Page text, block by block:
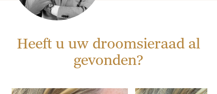
Heeft u uw droomsieraad al
gevonden?